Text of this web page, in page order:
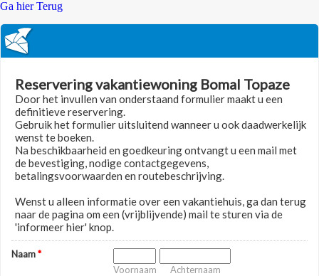
Ga hier Terug
Reservering vakantiewoning Bomal Topaze
Door het invullen van onderstaand formulier maakt u een
definitieve reservering.
Gebruik het formulier uitsluitend wanneer u ook daadwerkelijk
wenst te boeken.
Na beschikbaarheid en goedkeuring ontvangt u een mail met
de bevestiging, nodige contactgegevens,
betalingsvoorwaarden en routebeschrijving.
Wenst u alleen informatie over een vakantiehuis, ga dan terug
naar de pagina om een (vrijblijvende) mail te sturen via de
'informeer hier' knop.
Naam*
Voornaam
Achternaam